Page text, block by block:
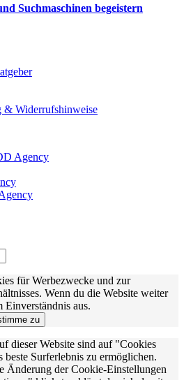
Suchmaschinen begeistern
& Widerrufshinweise
für Werbezwecke und zur
Wenn du die Website weiter
aus.
zu
dieser Website sind auf "Cookies
beste Surferlebnis zu ermöglichen.
Änderung der Cookie-Einstellungen